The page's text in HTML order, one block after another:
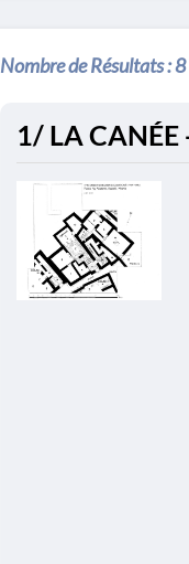
Nombre de Résultats :8
1/ LA CANÉE